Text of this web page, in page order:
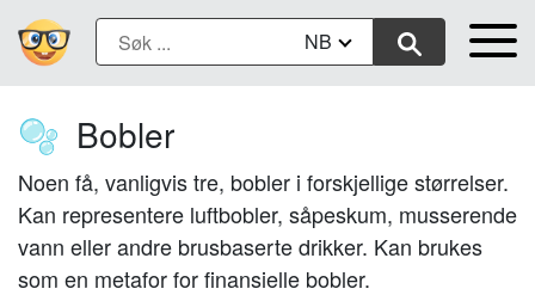
NB
🫧 Bobler
Noen få, vanligvis tre, bobler i forskjellige størrelser.
Kan representere luftbobler, såpeskum, musserende
vann eller andre brusbaserte drikker. Kan brukes
som en metafor for finansielle bobler.